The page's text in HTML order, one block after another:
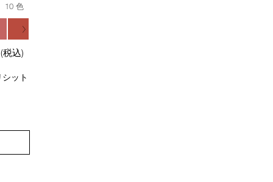
10 色
(税込)
ット